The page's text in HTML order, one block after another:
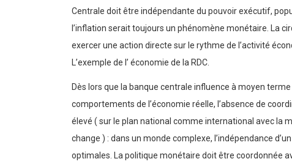
Centrale doit être indépendante du pouvoir exécutif,
l’inflation serait toujours un phénomène monétaire. La
exercer une action directe sur le rythme de l’activité
L’exemple de l’ économie de la RDC.
Dès lors que la banque centrale influence à moyen
comportements de l’économie réelle, l’absence de
élevé ( sur le plan national comme international avec la
change ) : dans un monde complexe, l’indépendance
optimales. La politique monétaire doit être coordonnée